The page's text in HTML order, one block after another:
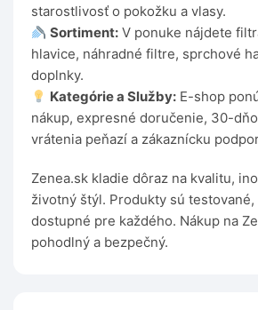
starostlivosť o pokožku a vlasy.
Sortiment: V ponuke nájdete
hlavice, náhradné filtre, sprchové
doplnky.
Kategórie a Služby: E-shop
nákup, expresné doručenie, 30-
vrátenia peňazí a zákaznícku
Zenea.sk kladie dôraz na kvalitu,
životný štýl. Produkty sú
dostupné pre každého. Nákup na
pohodlný a bezpečný.